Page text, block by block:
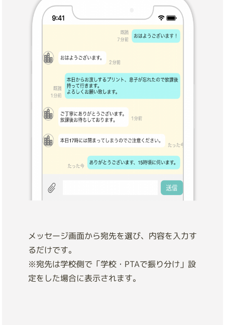
メッセージ画面から宛先を選び、内容を入力す
るだけです。
※宛先は学校側で「学校・PTAで振り分け」設
定をした場合に表示されます。